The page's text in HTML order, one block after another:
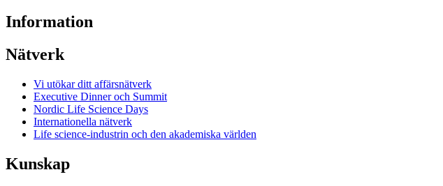
Information
Nätverk
Vi utökar ditt affärsnätverk
Executive Dinner och Summit
Nordic Life Science Days
Internationella nätverk
Life science-industrin och den akademiska världen
Kunskap